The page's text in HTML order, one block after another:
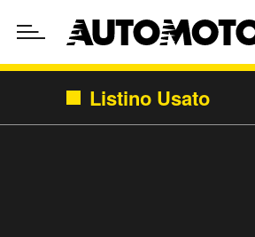
Listino Usato